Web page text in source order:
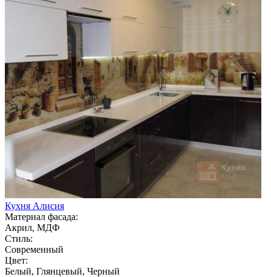
Кухня Алисия
Материал фасада:
Акрил, МДФ
Стиль:
Современный
Цвет:
Белый, Глянцевый, Черный